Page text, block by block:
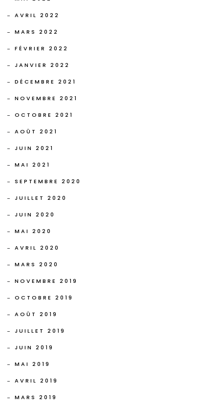
AVRIL 2022
MARS 2022
FÉVRIER 2022
JANVIER 2022
DÉCEMBRE 2021
NOVEMBRE 2021
OCTOBRE 2021
AOÛT 2021
JUIN 2021
MAI 2021
SEPTEMBRE 2020
JUILLET 2020
JUIN 2020
MAI 2020
AVRIL 2020
MARS 2020
NOVEMBRE 2019
OCTOBRE 2019
AOÛT 2019
JUILLET 2019
JUIN 2019
MAI 2019
AVRIL 2019
MARS 2019